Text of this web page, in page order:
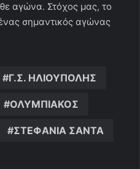
αγώνα. Στόχος μας, το
σημαντικός αγώνας
Γ.Σ. ΗΛΙΟΥΠΟΛΗΣ
ΟΛΥΜΠΙΑΚΟΣ
ΣΤΕΦΑΝΙΑ ΣΑΝΤΑ